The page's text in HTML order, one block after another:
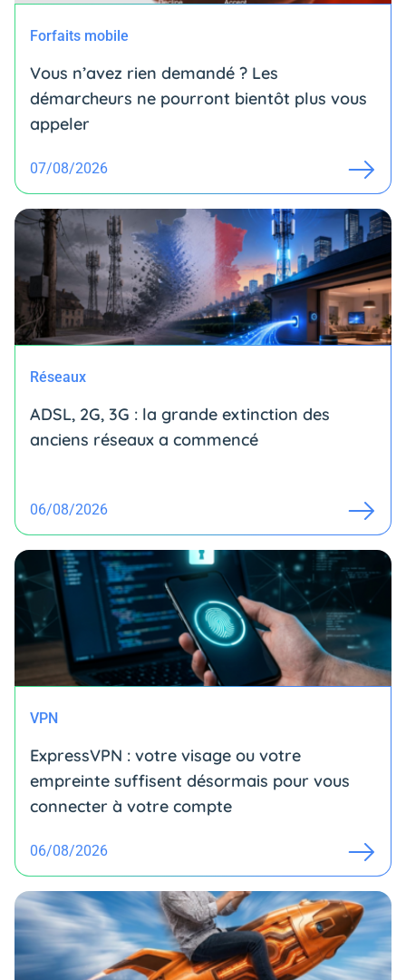
Forfaits mobile
Vous n’avez rien demandé ? Les
démarcheurs ne pourront bientôt plus vous
appeler
07/08/2026
Réseaux
ADSL, 2G, 3G : la grande extinction des
anciens réseaux a commencé
06/08/2026
VPN
ExpressVPN : votre visage ou votre
empreinte suffisent désormais pour vous
connecter à votre compte
06/08/2026